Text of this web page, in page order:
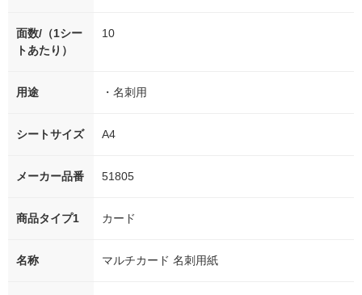
面数/（1シー
トあたり）
10
用途 ・名刺用
シートサイズ A4
メーカー品番 51805
商品タイプ1 カード
名称 マルチカード 名刺用紙